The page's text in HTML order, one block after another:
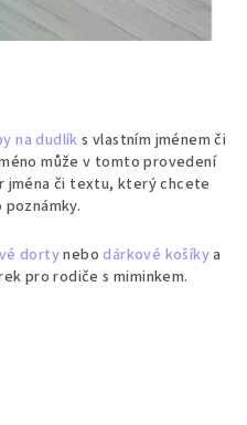
na dudlík s vlastním jménem či
může v tomto provedení
jména či textu, který chcete
dortynebodárkové košíkya
pro rodiče s miminkem.